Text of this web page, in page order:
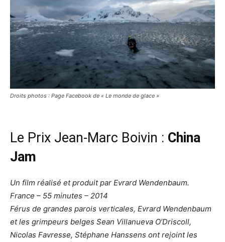
Droits photos : Page Facebook de « Le monde de glace »
Le Prix Jean-Marc Boivin : China
Jam
Un film réalisé et produit par Evrard Wendenbaum.
France – 55 minutes – 2014
Férus de grandes parois verticales, Evrard Wendenbaum
et les grimpeurs belges Sean Villanueva O’Driscoll,
Nicolas Favresse, Stéphane Hanssens ont rejoint les